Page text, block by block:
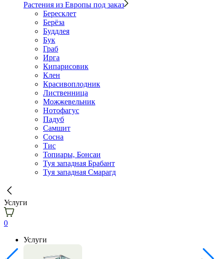
Растения из Европы под заказ
Бересклет
Берёза
Буддлея
Бук
Граб
Ирга
Кипарисовик
Клен
Красивоплодник
Лиственница
Можжевельник
Нотофагус
Падуб
Самшит
Сосна
Тис
Топиары, Бонсаи
Туя западная Брабант
Туя западная Смарагд
Услуги
0
Услуги